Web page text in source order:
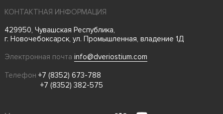
КОНТАКТНАЯ ИНФОРМАЦИЯ
429950, Чувашская Республика,
г. Новочебоксарск, ул. Промышленная, владение 1Д
Электронная почта info@dveriostium.com
Телефон +7 (8352) 673-788
+7 (8352) 382-575